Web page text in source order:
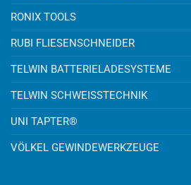
RONIX TOOLS
RUBI FLIESENSCHNEIDER
TELWIN BATTERIELADESYSTEME
TELWIN SCHWEISSTECHNIK
UNI TAPTER®
VÖLKEL GEWINDEWERKZEUGE